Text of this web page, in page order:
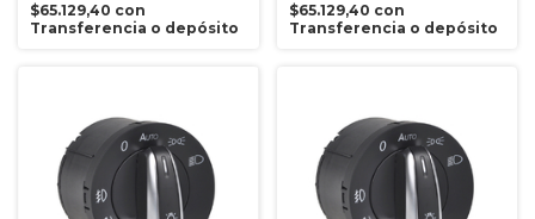
$65.129,40 con
Transferencia o depósito
$65.129,40 con
Transferencia o depósito